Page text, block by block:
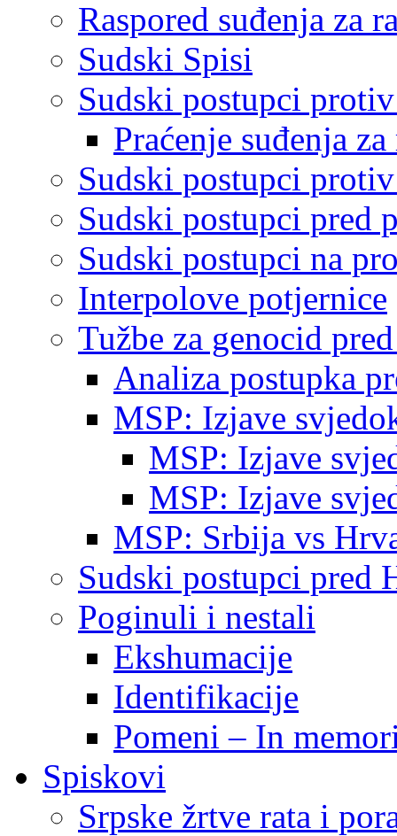
Raspored suđenja za
Sudski Spisi
Sudski postupci
Praćenje suđenja
Sudski postupci
Sudski postupci pred
Sudski postupci na
Interpolove potjernice
Tužbe za genocid
Analiza postupka
MSP: Izjave
MSP: Izjave
MSP: Izjave
MSP: Srbija vs
Sudski postupci pred
Poginuli i nestali
Ekshumacije
Identifikacije
Pomeni – In
Spiskovi
Srpske žrtve rata i